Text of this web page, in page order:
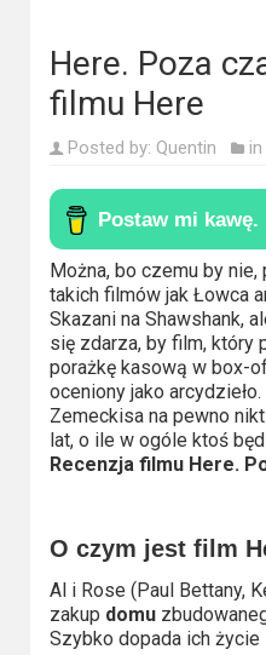
polskie
Komedie
Korea
Południowa
Filmy
oparte
na
faktach
Thrillery
Streaming
Amazon
Prime
Video
Here. Poza
filmu Here
Posted by: Quentin in
Można, bo czemu by nie,
takich filmów jak Łowca
Skazani na Shawshank,
się zdarza, by film, który
porażkę kasową w box-
oceniony jako
Zemeckisa na pewno
lat, o ile w ogóle ktoś
Recenzja filmu Here.
O czym jest film
Al i Rose (Paul Bettany,
zakup domu
Szybko dopada ich